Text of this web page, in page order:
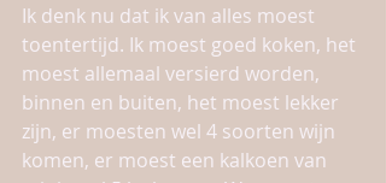
Ik denk nu dat ik van alles moest
toentertijd. Ik moest goed koken, het
moest allemaal versierd worden,
binnen en buiten, het moest lekker
zijn, er moesten wel 4 soorten wijn
komen, er moest een kalkoen van